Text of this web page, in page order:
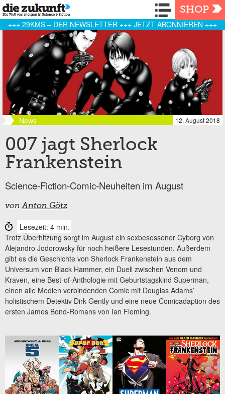
Navigation
SHOP
+++ 29KMS – DER NEWSLETTER +++ JETZT ABONNIEREN +++
News 12. August 2018
007 jagt Sherlock
Frankenstein
Science-Fiction-Comic-Neuheiten im August
vonAnton Götz
Lesezeit: 4 min.
Trotz Überhitzung sorgt im August ein sexbesessener Cyborg von
Alejandro Jodorowsky für noch heißere Lesestunden. Außerdem
gibt es die Geschichte von Sherlock Frankenstein aus dem
Universum von Black Hammer, ein Duell zwischen Venom und
Kraven, eine Best-of-Anthologie mit Geburtstagskind Superman,
einen alle Medien verbindenden Comic mit Douglas Adams’
holistischem Detektiv Dirk Gently und eine neue Comicadaption des
ersten James Bond-Romans von Ian Fleming.